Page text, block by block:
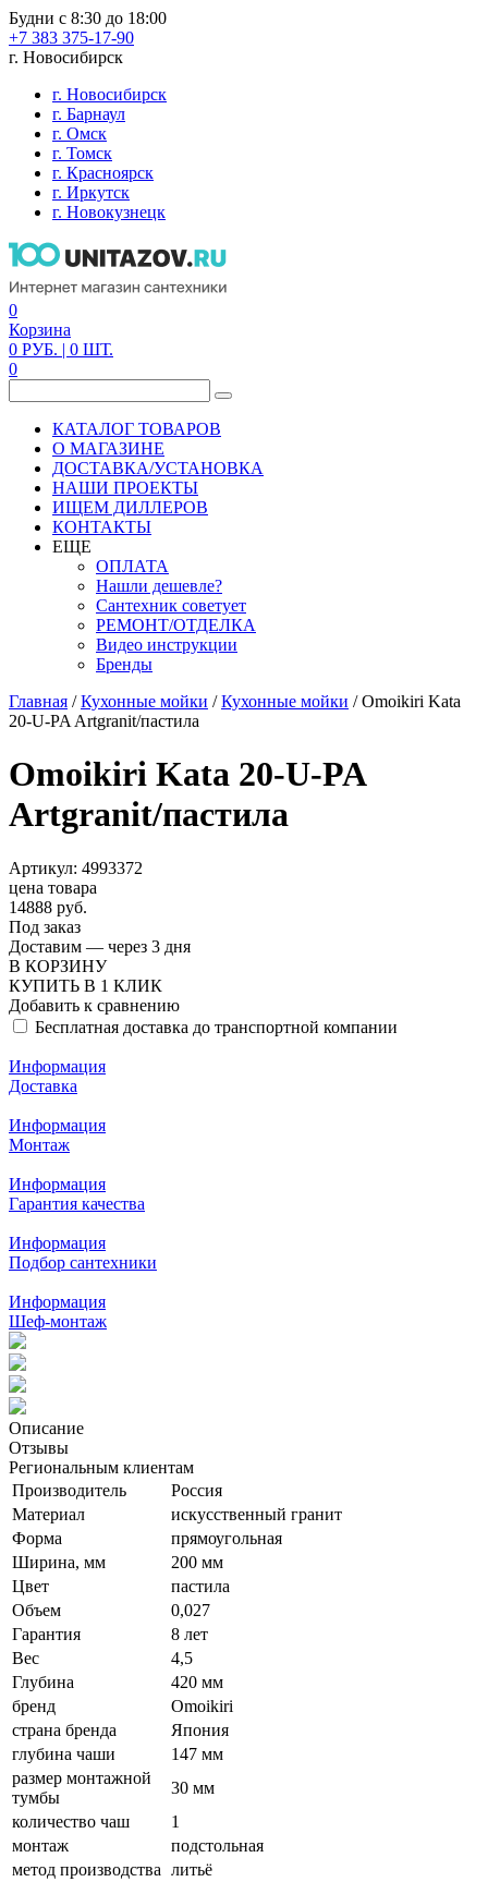
Будни с 8:30 до 18:00
+7 383 375-17-90
г. Новосибирск
г. Новосибирск
г. Барнаул
г. Омск
г. Томск
г. Красноярск
г. Иркутск
г. Новокузнецк
0
Корзина
0 РУБ. | 0 ШТ.
0
КАТАЛОГ ТОВАРОВ
О МАГАЗИНЕ
ДОСТАВКА/УСТАНОВКА
НАШИ ПРОЕКТЫ
ИЩЕМ ДИЛЛЕРОВ
КОНТАКТЫ
ЕЩЕ
ОПЛАТА
Нашли дешевле?
Сантехник советует
РЕМОНТ/ОТДЕЛКА
Видео инструкции
Бренды
Главная /Кухонные мойки /Кухонные мойки /Omoikiri Kata
20-U-PA Artgranit/пастила
Omoikiri Kata 20-U-PA
Artgranit/пастила
Артикул: 4993372
цена товара
14888 руб.
Под заказ
Доставим — через 3 дня
В КОРЗИНУ
КУПИТЬ В 1 КЛИК
Добавить к сравнению
Бесплатная доставка до транспортной компании
Информация
Доставка
Информация
Монтаж
Информация
Гарантия качества
Информация
Подбор сантехники
Информация
Шеф-монтаж
Описание
Отзывы
Региональным клиентам
Производитель
Россия
Материал
искусственный гранит
Форма
прямоугольная
Ширина, мм
200 мм
Цвет
пастила
Объем
0,027
Гарантия
8 лет
Вес
4,5
Глубина
420 мм
бренд
Omoikiri
страна бренда
Япония
глубина чаши
147 мм
размер монтажной
тумбы
30 мм
количество чаш
1
монтаж
подстольная
метод производства литьё